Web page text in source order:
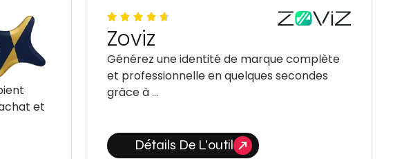
et
Zoviz
Générez une identité de marque complète
et professionnelle en quelques secondes
grâce à …
Détails De L'outil